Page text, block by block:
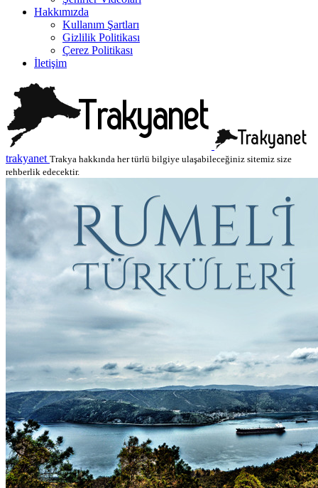
Hakkımızda
Kullanım Şartları
Gizlilik Politikası
Çerez Politikası
İletişim
trakyanet Trakya hakkında her türlü bilgiye ulaşabileceğiniz sitemiz size
rehberlik edecektir.